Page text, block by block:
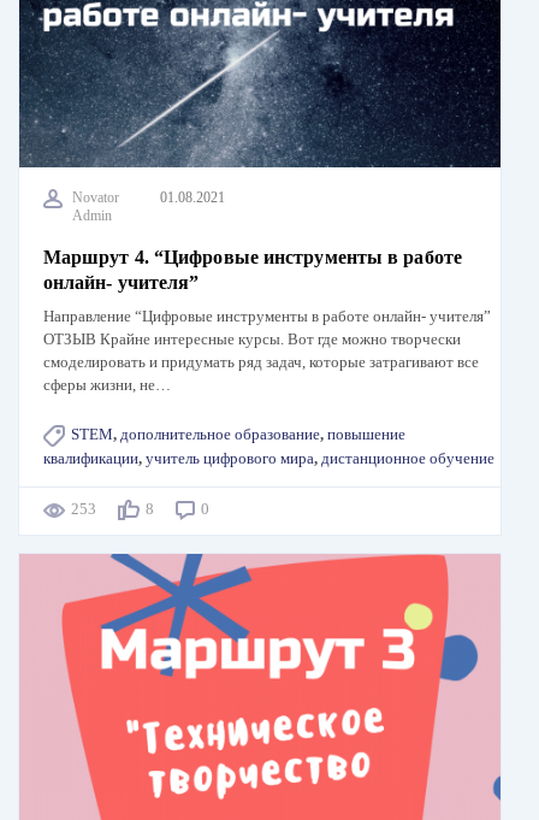
Novator
Admin
01.08.2021
Маршрут 4. “Цифровые инструменты в работе
онлайн- учителя”
Направление “Цифровые инструменты в работе онлайн- учителя”
ОТЗЫВ Крайне интересные курсы. Вот где можно творчески
смоделировать и придумать ряд задач, которые затрагивают все
сферы жизни, не…
STEM, дополнительное образование, повышение
квалификации, учитель цифрового мира, дистанционное обучение
253 8 0